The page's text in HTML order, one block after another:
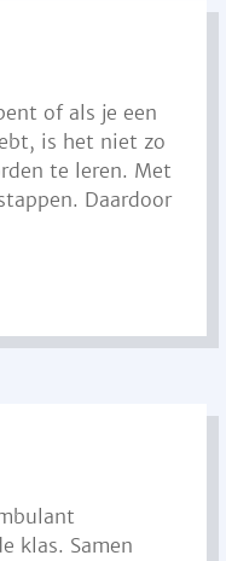
of als je een
is het niet zo
te leren. Met
Daardoor
klas. Samen